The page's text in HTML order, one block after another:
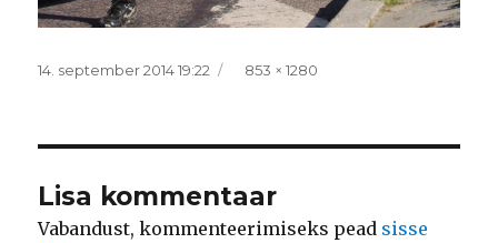
Postitatud
14. september 2014 19:22 Täissuurus
853 × 1280
Lisa kommentaar
Vabandust, kommenteerimiseks pead sisse